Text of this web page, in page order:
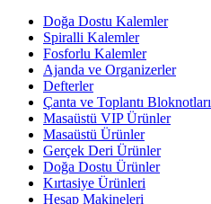
Doğa Dostu Kalemler
Spiralli Kalemler
Fosforlu Kalemler
Ajanda ve Organizerler
Defterler
Çanta ve Toplantı Bloknotları
Masaüstü VIP Ürünler
Masaüstü Ürünler
Gerçek Deri Ürünler
Doğa Dostu Ürünler
Kırtasiye Ürünleri
Hesap Makineleri